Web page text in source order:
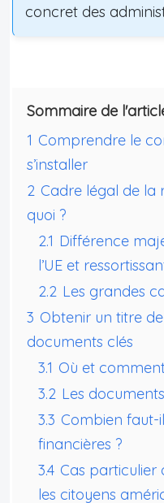
concret des
Sommaire de
1 Comprendre le
s’installer
2 Cadre légal de la
quoi ?
2.1 Différence
l’UE et
2.2 Les grandes
3 Obtenir un titre
documents clés
3.1 Où et
3.2 Les
3.3 Combien faut-
financières ?
3.4 Cas particulier
les citoyens